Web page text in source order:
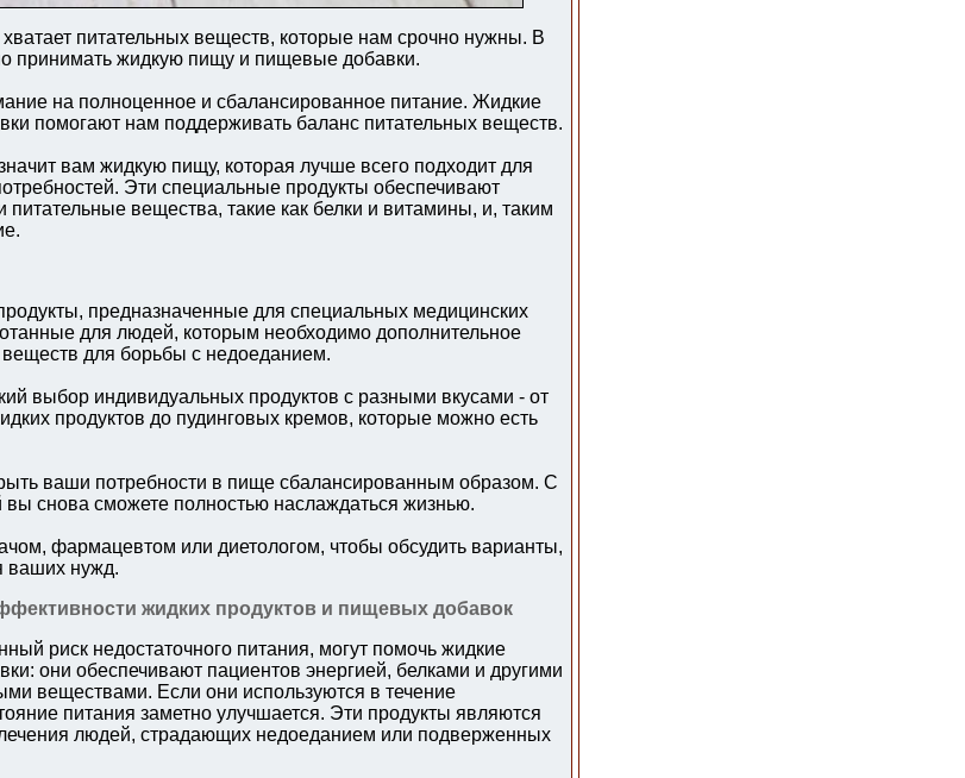
питательных веществ, которые нам срочно нужны. В
принимать жидкую пищу и пищевые добавки.
на полноценное и сбалансированное питание. Жидкие
помогают нам поддерживать баланс питательных веществ.
вам жидкую пищу, которая лучше всего подходит для
Эти специальные продукты обеспечивают
питательные вещества, такие как белки и витамины, и, таким
предназначенные для специальных медицинских
для людей, которым необходимо дополнительное
для борьбы с недоеданием.
выбор индивидуальных продуктов с разными вкусами - от
продуктов до пудинговых кремов, которые можно есть
ваши потребности в пище сбалансированным образом. С
вы снова сможете полностью наслаждаться жизнью.
фармацевтом или диетологом, чтобы обсудить варианты,
ваших нужд.
жидких продуктов и пищевых добавок
риск недостаточного питания, могут помочь жидкие
они обеспечивают пациентов энергией, белками и другими
веществами. Если они используются в течение
питания заметно улучшается. Эти продукты являются
людей, страдающих недоеданием или подверженных